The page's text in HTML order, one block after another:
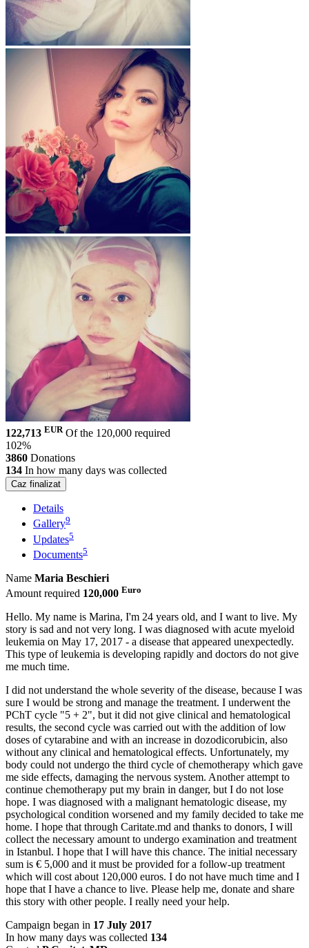
122,713 EUR Of the 120,000 required
102%
3860 Donations
134 In how many days was collected
Caz finalizat
Details
Gallery9
Updates5
Documents5
Name Maria Beschieri
Amount required 120,000 Euro
Hello. My name is Marina, I'm 24 years old, and I want to live. My
story is sad and not very long. I was diagnosed with acute myeloid
leukemia on May 17, 2017 - a disease that appeared unexpectedly.
This type of leukemia is developing rapidly and doctors do not give
me much time.
I did not understand the whole severity of the disease, because I was
sure I would be strong and manage the treatment. I underwent the
PChT cycle "5 + 2", but it did not give clinical and hematological
results, the second cycle was carried out with the addition of low
doses of cytarabine and with an increase in dozodicorubicin, also
without any clinical and hematological effects. Unfortunately, my
body could not undergo the third cycle of chemotherapy which gave
me side effects, damaging the nervous system. Another attempt to
continue chemotherapy put my brain in danger, but I do not lose
hope. I was diagnosed with a malignant hematologic disease, my
psychological condition worsened and my family decided to take me
home. I hope that through Caritate.md and thanks to donors, I will
collect the necessary amount to undergo examination and treatment
in Istanbul. I hope that I will have this chance. The initial necessary
sum is € 5,000 and it must be provided for a follow-up treatment
which will cost about 120,000 euros. I do not have much time and I
hope that I have a chance to live. Please help me, donate and share
this story with other people. I really need your help.
Campaign began in 17 July 2017
In how many days was collected 134